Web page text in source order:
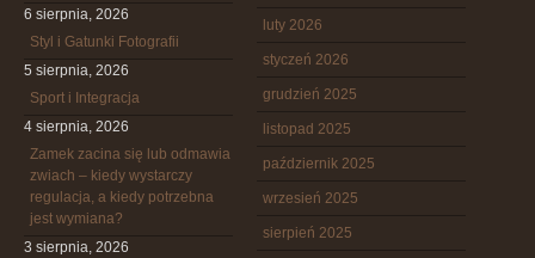
6 sierpnia, 2026
Styl i Gatunki Fotografii
5 sierpnia, 2026
Sport i Integracja
4 sierpnia, 2026
Zamek zacina się lub odmawia
zwiach – kiedy wystarczy
regulacja, a kiedy potrzebna
jest wymiana?
3 sierpnia, 2026
luty 2026
styczeń 2026
grudzień 2025
listopad 2025
październik 2025
wrzesień 2025
sierpień 2025